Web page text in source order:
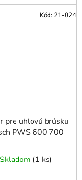
pre uhlovú brúsku
PWS 600 700
Skladom (1 ks)
Kód: 21-024